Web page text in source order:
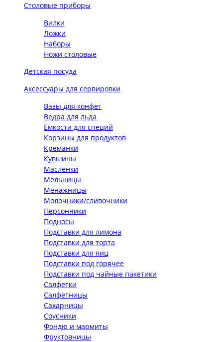
Столовые приборы
Вилки
Ложки
Наборы
Ножи столовые
Детская посуда
Аксессуары для сервировки
Вазы для конфет
Ведра для льда
Ёмкости для специй
Корзины для продуктов
Креманки
Кувшины
Масленки
Мельницы
Менажницы
Молочники/сливочники
Персонники
Подносы
Подставки для лимона
Подставки для торта
Подставки для яиц
Подставки под горячее
Подставки под чайные пакетики
Салфетки
Салфетницы
Сахарницы
Соусники
Фондю и мармиты
Фруктовницы